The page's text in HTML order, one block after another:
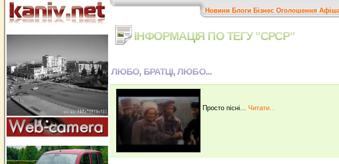
Новини Блоги Бізнес Оголошення
ІНФОРМАЦІЯ ПО ТЕГУ "СРСР"
ЛЮБО, БРАТЦІ, ЛЮБО...
Просто пісні... Читати...